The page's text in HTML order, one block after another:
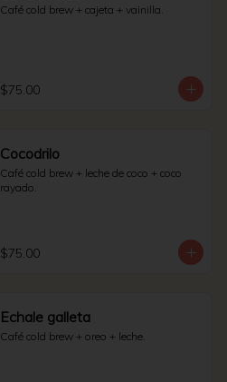
Café cold brew + cajeta + vainilla.
$75.00
Cocodrilo
Café cold brew + leche de coco + coco
rayado.
$75.00
Echale galleta
Café cold brew + oreo + leche.